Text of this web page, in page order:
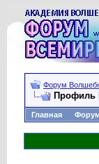
Форум
Главная